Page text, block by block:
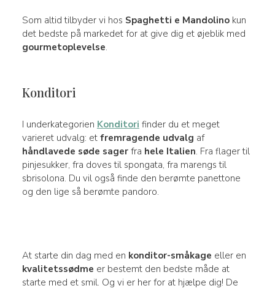
Som altid tilbyder vi hos Spaghetti e Mandolinokun
det bedste på markedet for at give dig et øjeblik med
gourmetoplevelse.
Konditori
I underkategorien Konditori finder du et meget
varieret udvalg: et fremragende udvalg af
håndlavede søde sagerfra hele Italien. Fra flager til
pinjesukker, fra doves til spongata, fra marengs til
sbrisolona. Du vil også finde den berømte panettone
og den lige så berømte pandoro.
At starte din dag med en konditor-småkage eller en
kvalitetssødme er bestemt den bedste måde at
starte med et smil. Og vi er her for at hjælpe dig! De